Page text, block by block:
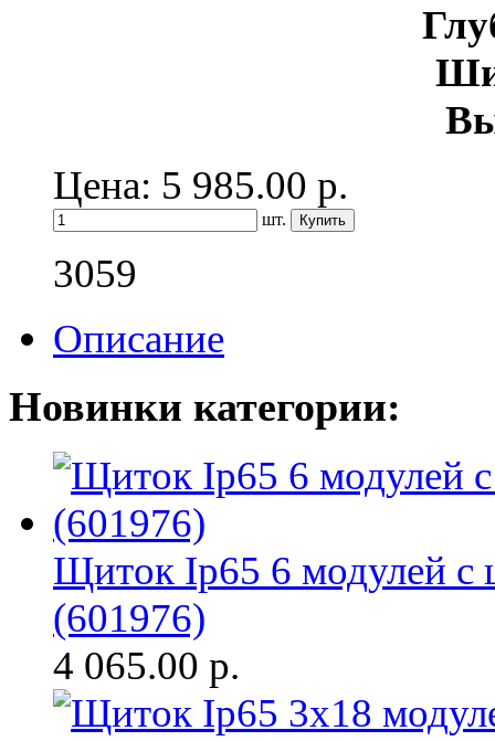
Цена: 5 985.00 р.
шт.
3059
Описание
Новинки категории:
Щиток Ip65 6 модулей с
(601976)
4 065.00 р.